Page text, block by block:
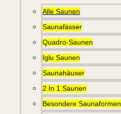
Alle Saunen
Saunafässer
Quadro-Saunen
Iglu Saunen
Saunahäuser
2 In 1 Saunen
Besondere Saunaformen